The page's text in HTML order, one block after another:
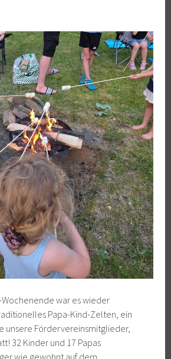
war es wieder
Papa-Kind-Zelten, ein
unsere Fördervereinsmitglieder,
32 Kinder und 17 Papas